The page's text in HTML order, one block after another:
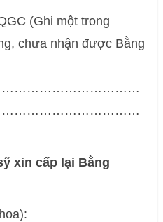
(Ghi một trong
chưa nhận được Bằng
xin cấp lại Bằng